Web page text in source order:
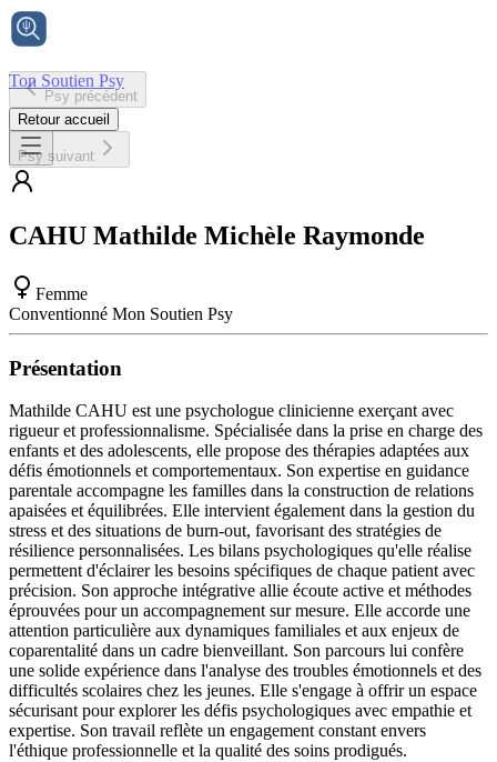
Ton Soutien Psy
Accueil
Psy précédent
Retour accueil
Psy suivant
CAHU Mathilde Michèle Raymonde
Femme
Conventionné Mon Soutien Psy
Présentation
Mathilde CAHU est une psychologue clinicienne exerçant avec
rigueur et professionnalisme. Spécialisée dans la prise en charge des
enfants et des adolescents, elle propose des thérapies adaptées aux
défis émotionnels et comportementaux. Son expertise en guidance
parentale accompagne les familles dans la construction de relations
apaisées et équilibrées. Elle intervient également dans la gestion du
stress et des situations de burn-out, favorisant des stratégies de
résilience personnalisées. Les bilans psychologiques qu'elle réalise
permettent d'éclairer les besoins spécifiques de chaque patient avec
précision. Son approche intégrative allie écoute active et méthodes
éprouvées pour un accompagnement sur mesure. Elle accorde une
attention particulière aux dynamiques familiales et aux enjeux de
coparentalité dans un cadre bienveillant. Son parcours lui confère
une solide expérience dans l'analyse des troubles émotionnels et des
difficultés scolaires chez les jeunes. Elle s'engage à offrir un espace
sécurisant pour explorer les défis psychologiques avec empathie et
expertise. Son travail reflète un engagement constant envers
l'éthique professionnelle et la qualité des soins prodigués.